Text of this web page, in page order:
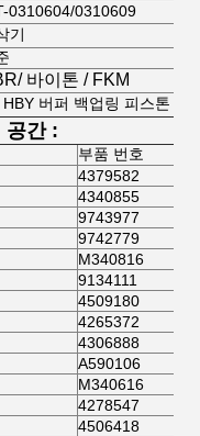
0310604/0310609
기
바이톤 / FKM
HBY 버퍼 백업링 피스톤 링
공간 :
부품 번호
4379582
4340855
9743977
9742779
M340816
9134111
4509180
4265372
4306888
A590106
M340616
4278547
4506418